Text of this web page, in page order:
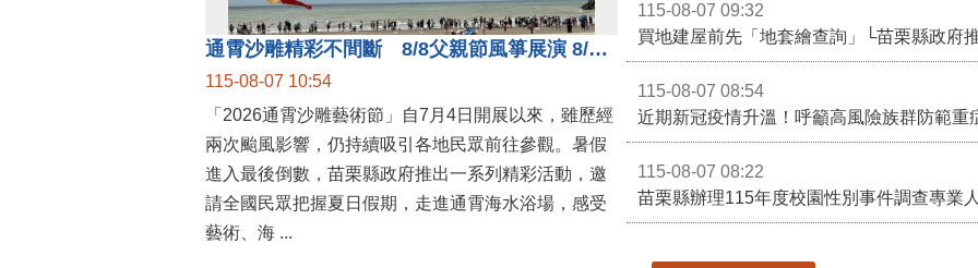
通霄沙雕精彩不間斷 8/8父親節風箏展演 8/16情人節66對浪漫挑戰送好禮
115-08-07 10:54
「2026通霄沙雕藝術節」自7月4日開展以來，雖歷經
兩次颱風影響，仍持續吸引各地民眾前往參觀。暑假
進入最後倒數，苗栗縣政府推出一系列精彩活動，邀
請全國民眾把握夏日假期，走進通霄海水浴場，感受
藝術、海 ...
115-08-07 09:32
買地建屋前先「地套繪查詢」└苗栗縣政府
115-08-07 08:54
近期新冠疫情升溫！呼籲高風險族群防範重
115-08-07 08:22